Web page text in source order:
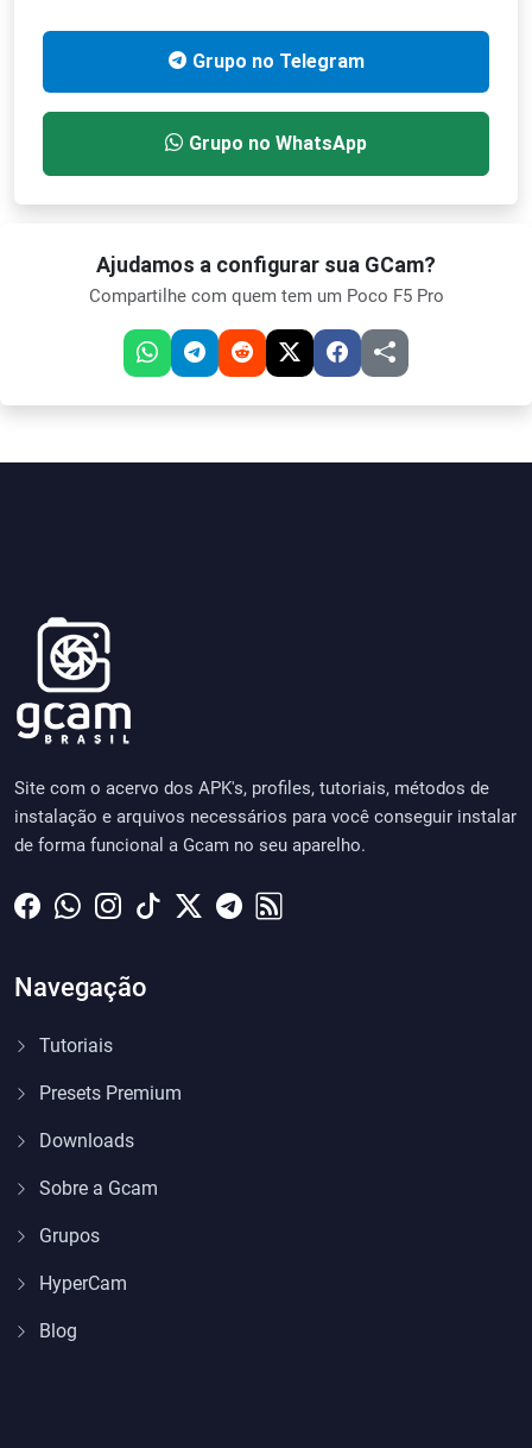
Grupo no Telegram
Grupo no WhatsApp
Ajudamos a configurar sua GCam?
Compartilhe com quem tem um Poco F5 Pro
Site com o acervo dos APK's, profiles, tutoriais, métodos de
instalação e arquivos necessários para você conseguir instalar
de forma funcional a Gcam no seu aparelho.
Navegação
Tutoriais
Presets Premium
Downloads
Sobre a Gcam
Grupos
HyperCam
Blog